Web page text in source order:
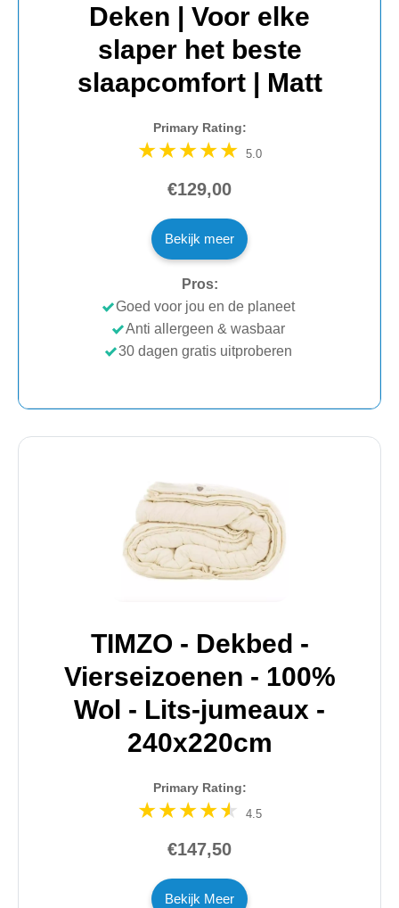
Deken | Voor elke
slaper het beste
slaapcomfort | Matt
Primary Rating:
5.0
€129,00
Bekijk meer
Pros:
Goed voor jou en de planeet
Anti allergeen & wasbaar
30 dagen gratis uitproberen
TIMZO - Dekbed -
Vierseizoenen - 100%
Wol - Lits-jumeaux -
240x220cm
Primary Rating:
4.5
€147,50
Bekijk Meer